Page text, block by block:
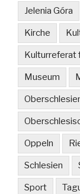
Jelenia Góra
Kirche
Kulturreferat
Museum
Oppeln
Schlesien
Sport